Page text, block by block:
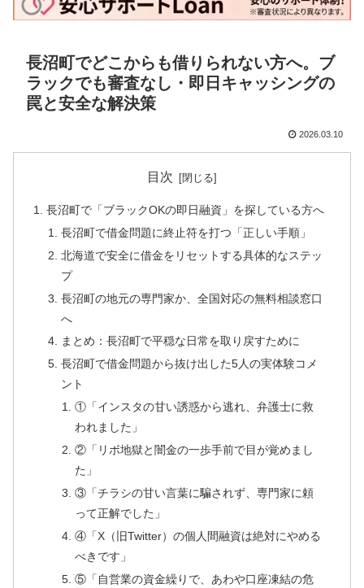
長沼町でどこからも借りられない方へ。ブ
ラックでも審査なし・即日キャッシングの
罠と安全な解決策
2026.03.10
目次
長沼町で「ブラックOKの即日融資」を探している方へ
長沼町で借金問題に終止符を打つ「正しい手順」
北海道で安全に借金をリセットする具体的なステッ
プ
長沼町の地元の専門家か、全国対応の無料相談窓口
へ
まとめ：長沼町で平穏な日常を取り戻すために
長沼町で借金問題から抜け出した5人の実体験コメ
ント
①「インスタの甘い誘惑から逃れ、弁護士に救
われました」
②「リボ地獄と闇金の一歩手前で目が覚めまし
た」
③「チラシの甘い言葉に騙されず、専門家に頼
って正解でした」
④「X（旧Twitter）の個人間融資は絶対にやめる
べきです」
⑤「自営業の資金繰りで、あわや口座凍結の危